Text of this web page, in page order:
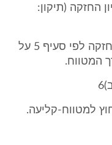
החזקה (תיקון:
מנהל המטווח חייב לקבל רשיון-החזקה לפי סעיף 5 על
המטווח.
למטווח-קליעה.